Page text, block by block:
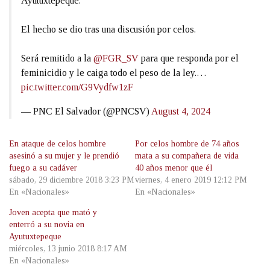
El hecho se dio tras una discusión por celos.
Será remitido a la @FGR_SV para que responda por el
feminicidio y le caiga todo el peso de la ley.…
pic.twitter.com/G9Vydfw1zF
— PNC El Salvador (@PNCSV) August 4, 2024
En ataque de celos hombre
asesinó a su mujer y le prendió
fuego a su cadáver
sábado, 29 diciembre 2018 3:23 PM
En «Nacionales»
Por celos hombre de 74 años
mata a su compañera de vida
40 años menor que él
viernes, 4 enero 2019 12:12 PM
En «Nacionales»
Joven acepta que mató y
enterró a su novia en
Ayutuxtepeque
miércoles, 13 junio 2018 8:17 AM
En «Nacionales»